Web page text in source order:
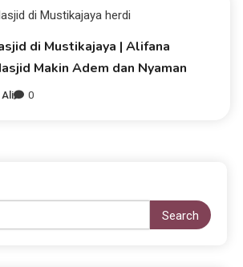
di Mustikajaya | Alifana
Makin Adem dan Nyaman
Ali 0
Search